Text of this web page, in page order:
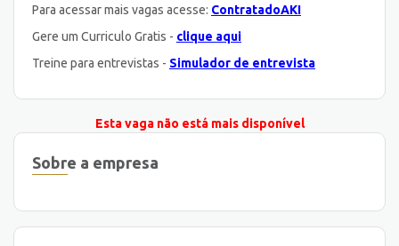
Para acessar mais vagas acesse: ContratadoAKI
Gere um Curriculo Gratis - clique aqui
Treine para entrevistas - Simulador de entrevista
Esta vaga não está mais disponível
Sobre a empresa